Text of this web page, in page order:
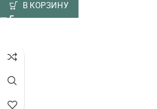
В КОРЗИНУ